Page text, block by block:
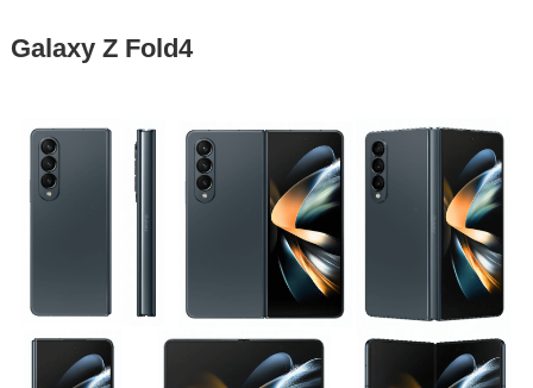
Galaxy Z Fold4